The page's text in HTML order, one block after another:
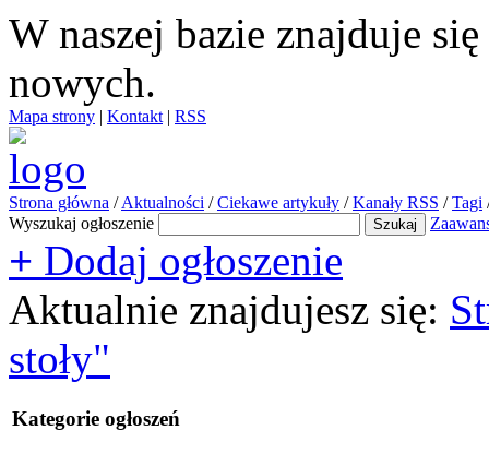
W naszej bazie znajduje się
nowych.
Mapa strony | Kontakt | RSS
Strona główna / Aktualności / Ciekawe artykuły / Kanały RSS / Tagi
Wyszukaj ogłoszenie
+ Dodaj ogłoszenie
Aktualnie znajdujesz się:
stoły"
Kategorie ogłoszeń